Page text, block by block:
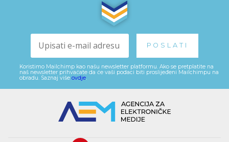
Koristimo Mailchimp kao našu newsletter platformu. Ako se pretplatite na
naš newsletter prihvaćate da će vaši podaci biti proslijeđeni Mailchimpu na
obradu. Saznaj više ovdje.